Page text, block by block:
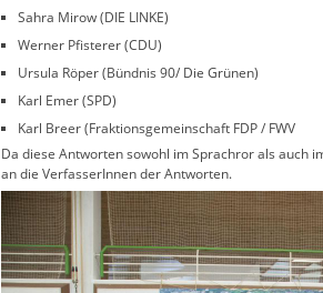
Sahra Mirow (DIE LINKE)
Werner Pfisterer (CDU)
Ursula Röper (Bündnis 90/ Die Grünen)
Karl Emer (SPD)
Karl Breer (Fraktionsgemeinschaft FDP / FWV
Da diese Antworten sowohl im Sprachror als auch
an die VerfasserInnen der Antworten.